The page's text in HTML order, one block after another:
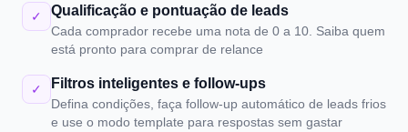
✓ Qualificação e pontuação de leads
Cada comprador recebe uma nota de 0 a 10. Saiba quem
está pronto para comprar de relance
✓ Filtros inteligentes e follow-ups
Defina condições, faça follow-up automático de leads frios
e use o modo template para respostas sem gastar